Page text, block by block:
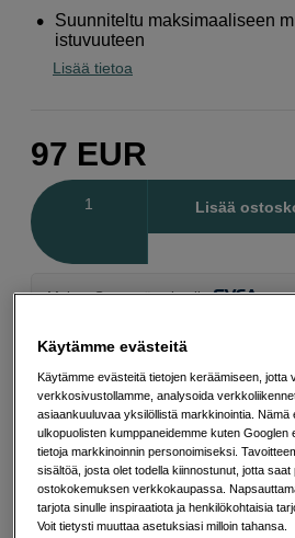
Suunniteltu maksimaaliseen
istuvuuteen
Lisää tietoa
97 EUR
Lisää
Maksa Svea-erämaksulla
19,07 %
Lainaaminen maksaa! Jos et pysty
saada maksuhäiriömerkinnän. Se voi vaikeuttaa
liittymien tekemistä ja uusien lainojen saamista.
velkaneuvonnasta. Yhteystiedot löydät sivulta
välilehteen)
Käytämme evästeitä
Käytämme evästeitä tietojen keräämiseen,
verkkosivustollamme, analysoida
asiaankuuluvaa yksilöllistä markkinointia.
ulkopuolisten kumppaneidemme kuten Googlen
tietoja markkinoinnin personoimiseksi.
sisältöä, josta olet todella kiinnostunut, jotta saat
ostokokemuksen verkkokaupassa.
tarjota sinulle inspiraatiota ja henkilökohtaisia
Voit tietysti muuttaa asetuksiasi milloin tahansa.